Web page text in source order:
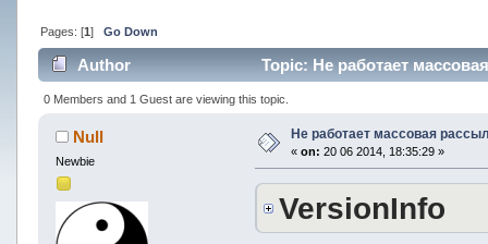
Pages: [1] Go Down
Author Topic: Не работает
0 Members and 1 Guest are viewing this topic.
Null
Newbie
Не работает массовая
« on: 20 06 2014, 18:35:29 »
VersionInfo